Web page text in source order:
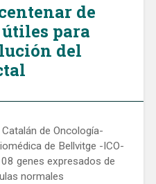
de
para
del
de Oncología-
de Bellvitge -ICO-
genes expresados ​​de
normales